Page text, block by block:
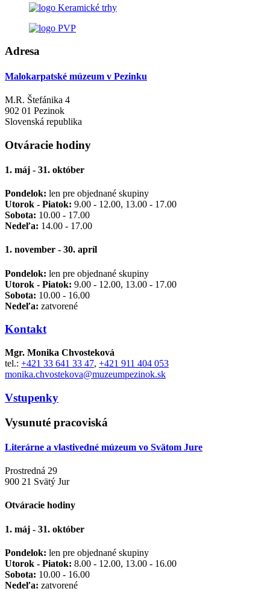
Adresa
Malokarpatské múzeum v Pezinku
M.R. Štefánika 4
902 01 Pezinok
Slovenská republika
Otváracie hodiny
1. máj - 31. október
Pondelok: len pre objednané skupiny
Utorok - Piatok: 9.00 - 12.00, 13.00 - 17.00
Sobota: 10.00 - 17.00
Nedeľa: 14.00 - 17.00
1. november - 30. apríl
Pondelok: len pre objednané skupiny
Utorok - Piatok: 9.00 - 12.00, 13.00 - 17.00
Sobota: 10.00 - 16.00
Nedeľa: zatvorené
Kontakt
Mgr. Monika Chvosteková
tel.: +421 33 641 33 47, +421 911 404 053
monika.chvostekova@muzeumpezinok.sk
Vstupenky
Vysunuté pracoviská
Literárne a vlastivedné múzeum vo Svätom Jure
Prostredná 29
900 21 Svätý Jur
Otváracie hodiny
1. máj - 31. október
Pondelok: len pre objednané skupiny
Utorok - Piatok: 8.00 - 12.00, 13.00 - 16.00
Sobota: 10.00 - 16.00
Nedeľa: zatvorené